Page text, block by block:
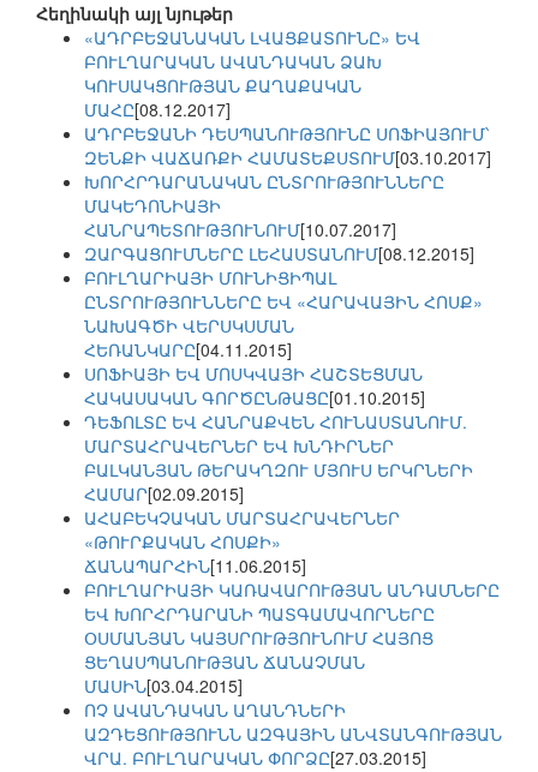
Հեղինակի այլ նյութեր
«ԱԴՐԲԵՋԱՆԱԿԱՆ ԼՎԱՑՔԱՏՈՒՆԸ» ԵՎ
ԲՈՒԼՂԱՐԱԿԱՆ ԱՎԱՆԴԱԿԱՆ ՁԱԽ
ԿՈՒՍԱԿՑՈՒԹՅԱՆ ՔԱՂԱՔԱԿԱՆ
ՄԱՀԸ[08.12.2017]
ԱԴՐԲԵՋԱՆԻ ԴԵՍՊԱՆՈՒԹՅՈՒՆԸ ՍՈՖԻԱՅՈՒՄ՝
ԶԵՆՔԻ ՎԱՃԱՌՔԻ ՀԱՄԱՏԵՔՍՏՈՒՄ[03.10.2017]
ԽՈՐՀՐԴԱՐԱՆԱԿԱՆ ԸՆՏՐՈՒԹՅՈՒՆՆԵՐԸ
ՄԱԿԵԴՈՆԻԱՅԻ
ՀԱՆՐԱՊԵՏՈՒԹՅՈՒՆՈՒՄ[10.07.2017]
ԶԱՐԳԱՑՈՒՄՆԵՐԸ ԼԵՀԱՍՏԱՆՈՒՄ[08.12.2015]
ԲՈՒԼՂԱՐԻԱՅԻ ՄՈՒՆԻՑԻՊԱԼ
ԸՆՏՐՈՒԹՅՈՒՆՆԵՐԸ ԵՎ «ՀԱՐԱՎԱՅԻՆ ՀՈՍՔ»
ՆԱԽԱԳԾԻ ՎԵՐՍԿՍՄԱՆ
ՀԵՌԱՆԿԱՐԸ[04.11.2015]
ՍՈՖԻԱՅԻ ԵՎ ՄՈՍԿՎԱՅԻ ՀԱՇՏԵՑՄԱՆ
ՀԱԿԱՍԱԿԱՆ ԳՈՐԾԸՆԹԱՑԸ[01.10.2015]
ԴԵՖՈԼՏԸ ԵՎ ՀԱՆՐԱՔՎԵՆ ՀՈՒՆԱՍՏԱՆՈՒՄ.
ՄԱՐՏԱՀՐԱՎԵՐՆԵՐ ԵՎ ԽՆԴԻՐՆԵՐ
ԲԱԼԿԱՆՅԱՆ ԹԵՐԱԿՂԶՈՒ ՄՅՈՒՍ ԵՐԿՐՆԵՐԻ
ՀԱՄԱՐ[02.09.2015]
ԱՀԱԲԵԿՉԱԿԱՆ ՄԱՐՏԱՀՐԱՎԵՐՆԵՐ
«ԹՈՒՐՔԱԿԱՆ ՀՈՍՔԻ»
ՃԱՆԱՊԱՐՀԻՆ[11.06.2015]
ԲՈՒԼՂԱՐԻԱՅԻ ԿԱՌԱՎԱՐՈՒԹՅԱՆ ԱՆԴԱՄՆԵՐԸ
ԵՎ ԽՈՐՀՐԴԱՐԱՆԻ ՊԱՏԳԱՄԱՎՈՐՆԵՐԸ
ՕՍՄԱՆՅԱՆ ԿԱՅՍՐՈՒԹՅՈՒՆՈՒՄ ՀԱՅՈՑ
ՑԵՂԱՍՊԱՆՈՒԹՅԱՆ ՃԱՆԱՉՄԱՆ
ՄԱՍԻՆ[03.04.2015]
ՈՉ ԱՎԱՆԴԱԿԱՆ ԱՂԱՆԴՆԵՐԻ
ԱԶԴԵՑՈՒԹՅՈՒՆՆ ԱԶԳԱՅԻՆ ԱՆՎՏԱՆԳՈՒԹՅԱՆ
ՎՐԱ. ԲՈՒԼՂԱՐԱԿԱՆ ՓՈՐՁԸ[27.03.2015]